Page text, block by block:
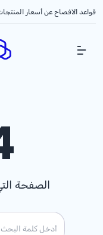
قواعد الافصاح عن أسعار
Show Menu
الصفحة